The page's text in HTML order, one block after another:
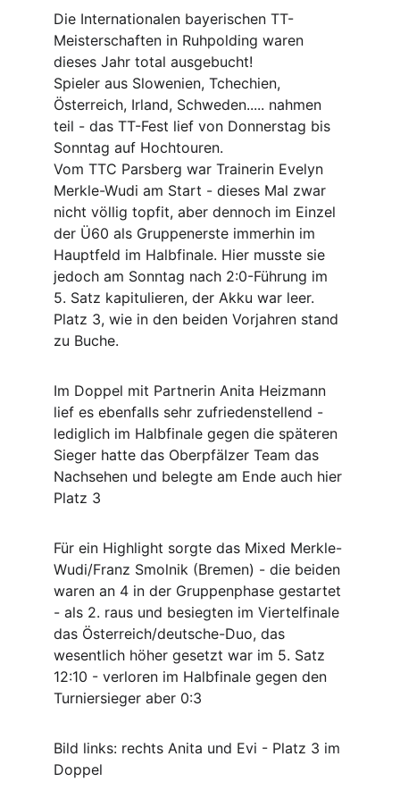
Die Internationalen bayerischen TT-
Meisterschaften in Ruhpolding waren
dieses Jahr total ausgebucht!
Spieler aus Slowenien, Tchechien,
Österreich, Irland, Schweden..... nahmen
teil - das TT-Fest lief von Donnerstag bis
Sonntag auf Hochtouren.
Vom TTC Parsberg war Trainerin Evelyn
Merkle-Wudi am Start - dieses Mal zwar
nicht völlig topfit, aber dennoch im Einzel
der Ü60 als Gruppenerste immerhin im
Hauptfeld im Halbfinale. Hier musste sie
jedoch am Sonntag nach 2:0-Führung im
5. Satz kapitulieren, der Akku war leer.
Platz 3, wie in den beiden Vorjahren stand
zu Buche.
Im Doppel mit Partnerin Anita Heizmann
lief es ebenfalls sehr zufriedenstellend -
lediglich im Halbfinale gegen die späteren
Sieger hatte das Oberpfälzer Team das
Nachsehen und belegte am Ende auch hier
Platz 3
Für ein Highlight sorgte das Mixed Merkle-
Wudi/Franz Smolnik (Bremen) - die beiden
waren an 4 in der Gruppenphase gestartet
- als 2. raus und besiegten im Viertelfinale
das Österreich/deutsche-Duo, das
wesentlich höher gesetzt war im 5. Satz
12:10 - verloren im Halbfinale gegen den
Turniersieger aber 0:3
Bild links: rechts Anita und Evi - Platz 3 im
Doppel